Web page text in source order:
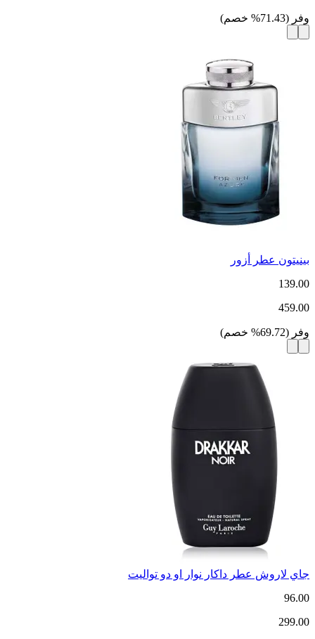
وفر (
71.43
% خصم)
بينيتون عطر أزور
139.00
459.00
وفر (
69.72
% خصم)
جاي لاروش عطر داكار نوار او دو تواليت
96.00
299.00